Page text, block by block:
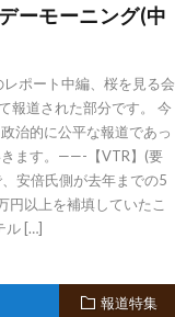
ーモーニング(中
ポート中編、桜を見る会
報道された部分です。 今
治的に公平な報道であっ
きます。——-【VTR】(要
安倍氏側が去年までの5
円以上を補填していたこ
ル […]
報道特集